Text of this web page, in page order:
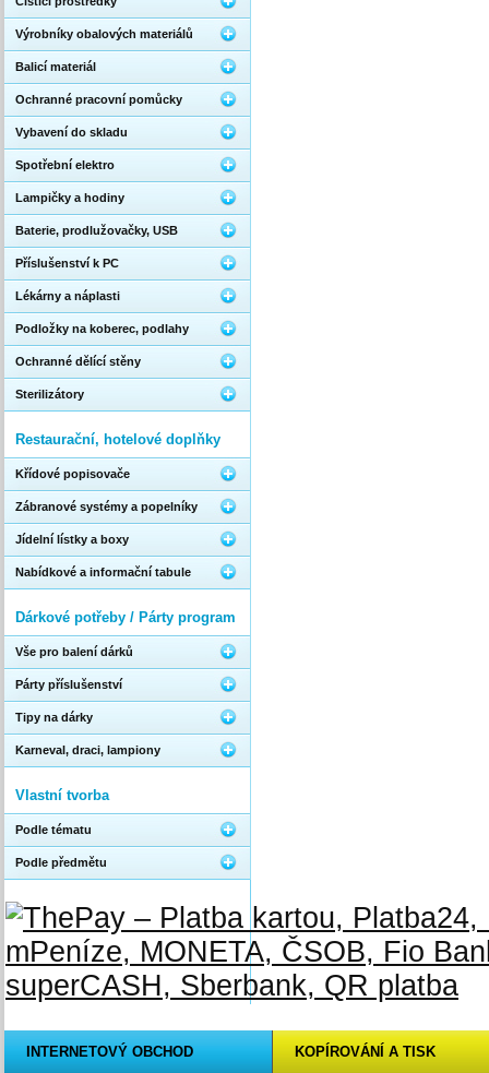
Výrobníky obalových materiálů
Balicí materiál
Ochranné pracovní pomůcky
Vybavení do skladu
Spotřební elektro
Lampičky a hodiny
Baterie, prodlužovačky, USB
Příslušenství k PC
Lékárny a náplasti
Podložky na koberec, podlahy
Ochranné dělící stěny
Sterilizátory
Restaurační, hotelové doplňky
Křídové popisovače
Zábranové systémy a popelníky
Jídelní lístky a boxy
Nabídkové a informační tabule
Dárkové potřeby / Párty program
Vše pro balení dárků
Párty příslušenství
Tipy na dárky
Karneval, draci, lampiony
Vlastní tvorba
Podle tématu
Podle předmětu
INTERNETOVÝ OBCHOD KOPÍROVÁNÍ A TISK